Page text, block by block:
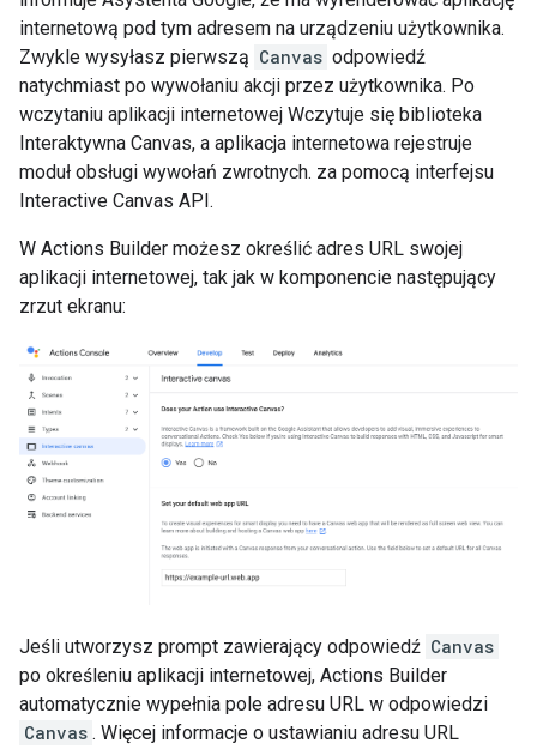
internetową pod tym adresem na urządzeniu użytkownika.
Zwykle wysyłasz pierwszą Canvas odpowiedź
natychmiast po wywołaniu akcji przez użytkownika. Po
wczytaniu aplikacji internetowej Wczytuje się biblioteka
Interaktywna Canvas, a aplikacja internetowa rejestruje
moduł obsługi wywołań zwrotnych. za pomocą interfejsu
Interactive Canvas API.
W Actions Builder możesz określić adres URL swojej
aplikacji internetowej, tak jak w komponencie następujący
zrzut ekranu:
Jeśli utworzysz prompt zawierający odpowiedź Canvas
po określeniu aplikacji internetowej, Actions Builder
automatycznie wypełnia pole adresu URL w odpowiedzi
Canvas . Więcej informacje o ustawianiu adresu URL